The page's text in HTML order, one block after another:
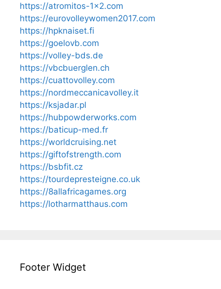
https://atromitos-1x2.com
https://eurovolleywomen2017.com
https://hpknaiset.fi
https://goelovb.com
https://volley-bds.de
https://vbcbuerglen.ch
https://cuattovolley.com
https://nordmeccanicavolley.it
https://ksjadar.pl
https://hubpowderworks.com
https://baticup-med.fr
https://worldcruising.net
https://giftofstrength.com
https://bsbfit.cz
https://tourdepresteigne.co.uk
https://8allafricagames.org
https://lotharmatthaus.com
Footer Widget